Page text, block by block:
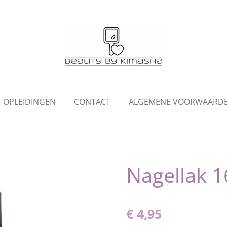
OPLEIDINGEN CONTACT ALGEMENE
Nagellak
€ 4,95